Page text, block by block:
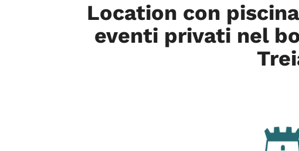
Location con
eventi privati nel